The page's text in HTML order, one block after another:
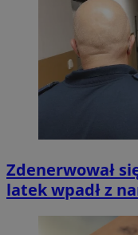
Zdenerwował
latek wpadł z